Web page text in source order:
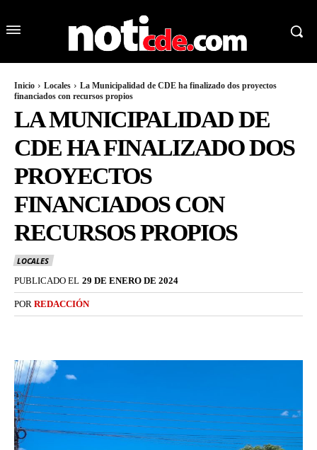
Inicio Locales
La Municipalidad de CDE ha finalizado dos proyectos
financiados con recursos propios
LA MUNICIPALIDAD DE
CDE HA FINALIZADO DOS
PROYECTOS
FINANCIADOS CON
RECURSOS PROPIOS
LOCALES
PUBLICADO EL 29 DE ENERO DE 2024
POR REDACCIÓN